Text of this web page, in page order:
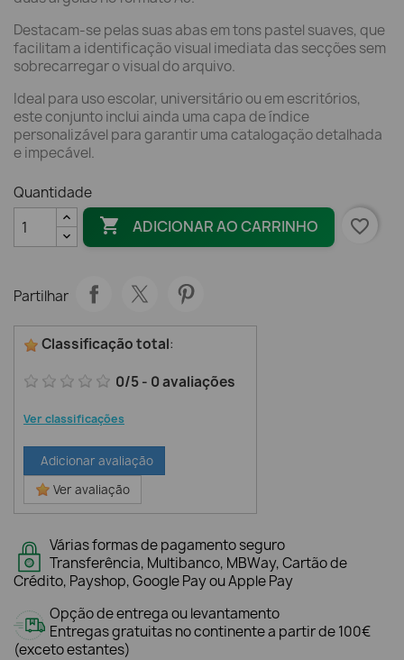
Destacam-se pelas suas abas em tons pastel suaves, que
facilitam a identificação visual imediata das secções sem
sobrecarregar o visual do arquivo.
Ideal para uso escolar, universitário ou em escritórios,
este conjunto inclui ainda uma capa de índice
personalizável para garantir uma catalogação detalhada
e impecável.
Quantidade
 ADICIONAR AO CARRINHO favorite_border
Partilhar
Classificação total:
0/5- 0avaliações
Ver classificações
Adicionar avaliação
Ver avaliação
Várias formas de pagamento seguro
Transferência, Multibanco, MBWay, Cartão de
Crédito, Payshop, Google Pay ou Apple Pay
Opção de entrega ou levantamento
Entregas gratuitas no continente a partir de 100€
(exceto estantes)